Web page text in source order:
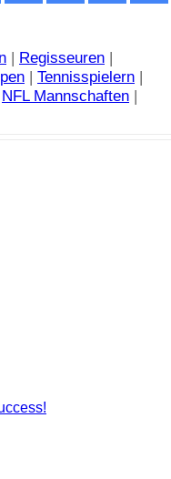
| Regisseuren |
| Tennisspielern |
NFL Mannschaften |